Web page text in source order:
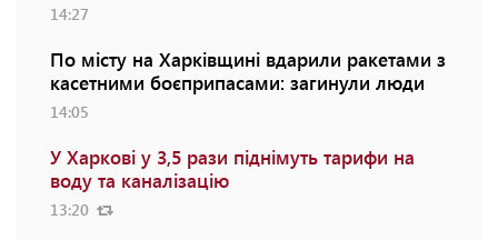
14:27
По місту на Харківщині вдарили ракетами з
касетними боєприпасами: загинули люди
14:05
У Харкові у 3,5 рази піднімуть тарифи на
воду та каналізацію
13:20